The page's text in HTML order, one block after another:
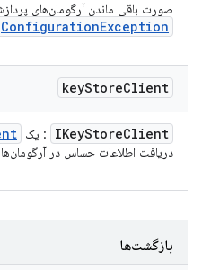
صورت باقی ماندن آرگومان‌های
ConfigurationException
keyStoreClient
IKeyStoreClient : یک
دریافت اطلاعات حساس در
بازگشت‌ها